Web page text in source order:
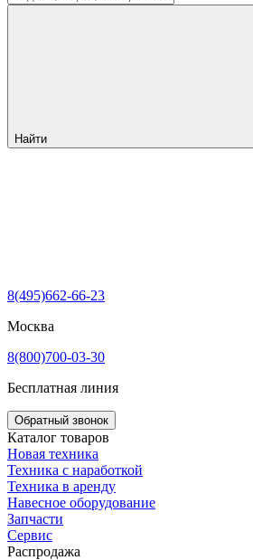
Найти
8(495)662-66-23
Москва
8(800)700-03-30
Бесплатная линия
Обратный звонок
Каталог товаров
Новая техника
Техника с наработкой
Техника в аренду
Навесное оборудование
Запчасти
Сервис
Распродажа